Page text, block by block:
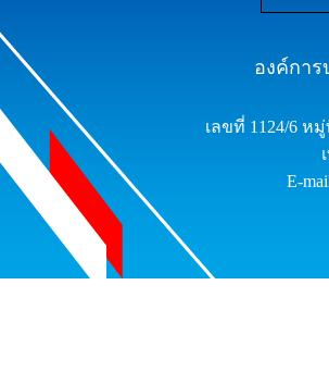
องค์กา
เลขที่ 1124/6 ห
E-